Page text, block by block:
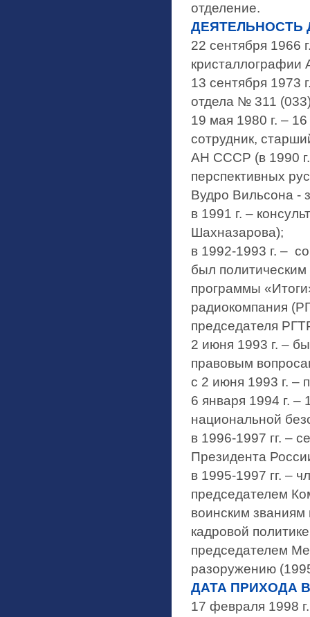
отделение.
ДЕЯТЕЛЬНОСТЬ
22 сентября 1966
13 сентября 1973
отдела № 311
19 мая 1980 г. –
сотрудник,
АН СССР (в 1990
перспективных
Вудро Вильсона -
в 1991 г. –
Шахназарова);
в 1992-1993 г. –
был политическим
программы
радиокомпания
председателя
2 июня 1993 г. –
правовым
с 2 июня 1993 г.
6 января 1994 г.
национальной
в 1996-1997 гг. –
Президента
в 1995-1997 гг. –
председателем
воинским
кадровой
председателем
разоружению
ДАТА ПРИХОДА
17 февраля 1998